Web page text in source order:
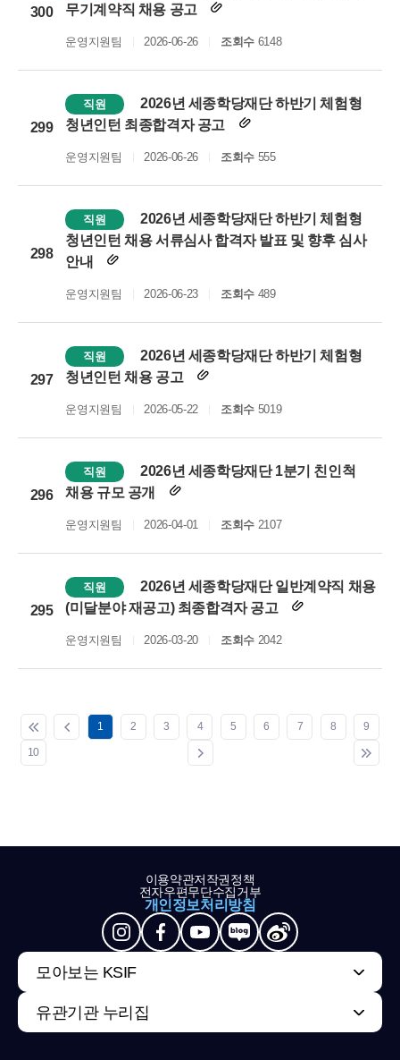
300
무기계약직 채용 공고
운영지원팀 2026-06-26 조회수6148
299
직원
2026년 세종학당재단 하반기 체험형
청년인턴 최종합격자 공고
운영지원팀 2026-06-26 조회수555
298
직원
2026년 세종학당재단 하반기 체험형
청년인턴 채용 서류심사 합격자 발표 및 향후 심사
안내
운영지원팀 2026-06-23 조회수489
297
직원
2026년 세종학당재단 하반기 체험형
청년인턴 채용 공고
운영지원팀 2026-05-22 조회수5019
296
직원
2026년 세종학당재단 1분기 친인척
채용 규모 공개
운영지원팀 2026-04-01 조회수2107
295
직원
2026년 세종학당재단 일반계약직 채용
(미달분야 재공고) 최종합격자 공고
운영지원팀 2026-03-20 조회수2042
1 2 3 4 5 6 7 8 9
10
이용약관저작권정책
전자우편무단수집거부
개인정보처리방침
모아보는 KSIF
유관기관 누리집